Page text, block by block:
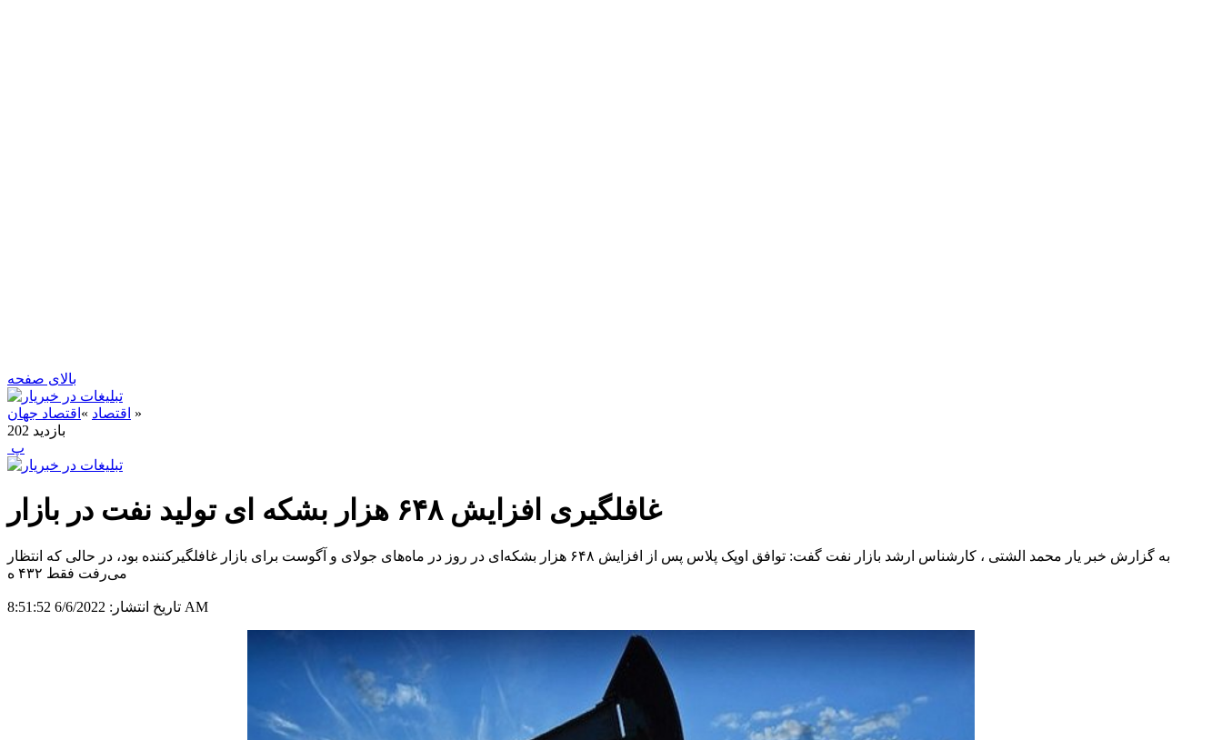
بالای صفحه
اقتصاد » اقتصاد جهان
»
202 بازدید
‍ پ
غافلگیری افزایش ۶۴۸ هزار بشکه ای تولید نفت در بازار
به گزارش خبر یار محمد الشتی ، کارشناس ارشد بازار نفت گفت: توافق اوپک پلاس پس از افزایش ۶۴۸ هزار بشکه‌ای در روز در ماه‌های جولای و آگوست برای بازار غافلگیرکننده بود، در حالی که انتظار
می‌رفت فقط ۴۳۲ ه
تاریخ انتشار: 6/6/2022 8:51:52 AM